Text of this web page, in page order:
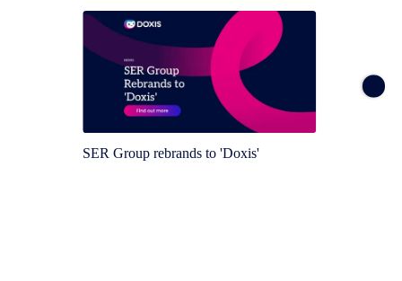
SER Group rebrands to 'Doxis'